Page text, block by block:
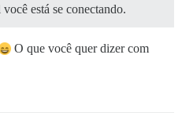
está se conectando.
O que você quer dizer com